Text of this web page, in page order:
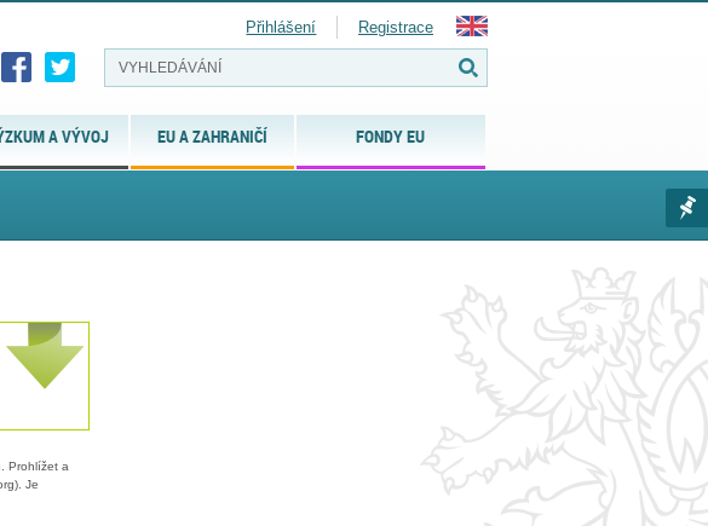
A VÝVOJ EU A ZAHRANIČÍ FONDY EU
Přihlášení Registrace
Prohlížet a
Je